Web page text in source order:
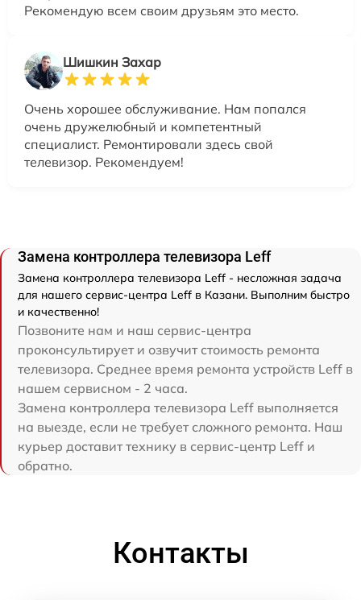
Рекомендую всем своим друзьям это место.
Шишкин Захар
Очень хорошее обслуживание. Нам попался
очень дружелюбный и компетентный
специалист. Ремонтировали здесь свой
телевизор. Рекомендуем!
Замена контроллера телевизора Leff
Замена контроллера телевизора Leff - несложная задача
для нашего сервис-центра Leff в Казани. Выполним быстро
и качественно!
Позвоните нам и наш сервис-центра
проконсультирует и озвучит стоимость ремонта
телевизора. Среднее время ремонта устройств Leff в
нашем сервисном - 2 часа.
Замена контроллера телевизора Leff выполняется
на выезде, если не требует сложного ремонта. Наш
курьер доставит технику в сервис-центр Leff и
обратно.
Контакты